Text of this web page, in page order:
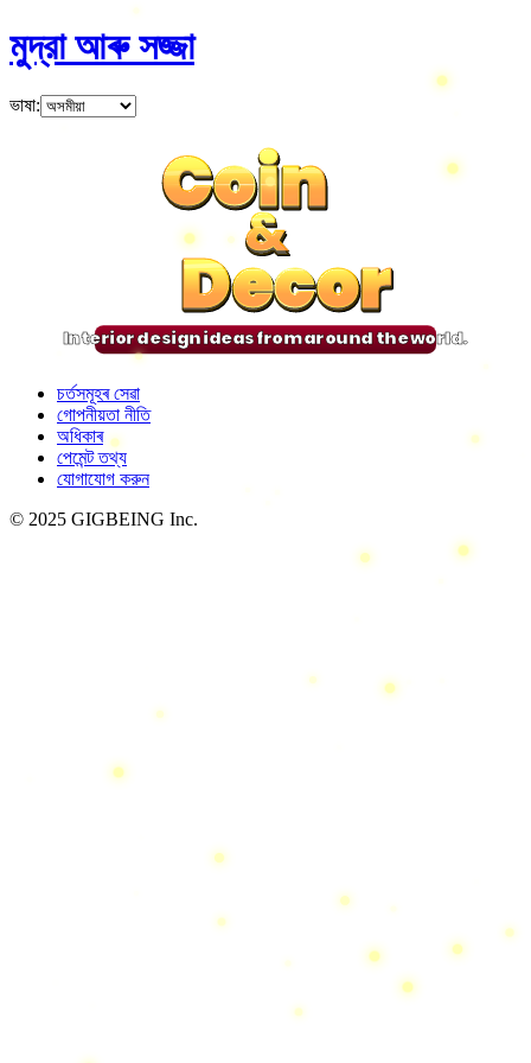
মুদ্রা আৰু সজ্জা
ভাষা:
Coin
&
Decor
Coin
&
Decor
Coin
&
Decor
Coin
&
Decor
Interior design ideas from around the world.
চৰ্তসমূহৰ সেৱা
গোপনীয়তা নীতি
অধিকাৰ
পেমেন্ট তথ্য
যোগাযোগ করুন
© 2025 GIGBEING Inc.